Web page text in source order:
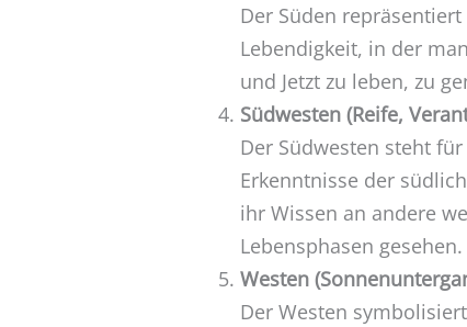
Der Süden repräsentiert
Lebendigkeit, in der
und Jetzt zu leben, zu
Südwesten (Reife,
Der Südwesten steht
Erkenntnisse der
ihr Wissen an andere
Lebensphasen gesehen.
Westen
Der Westen